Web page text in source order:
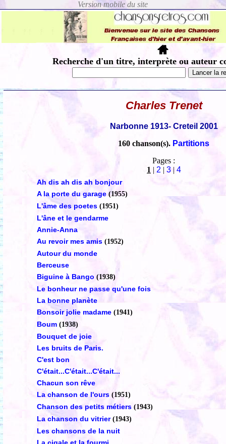
Recherche d'un titre, interprète ou auteur
Charles Trenet
Narbonne 1913- Creteil 2001
160 chanson(s). Partitions
Pages :
1 | 2 | 3 | 4
Ah dis ah dis ah bonjour
A la porte du garage (1955)
L'âme des poetes (1951)
L'âne et le gendarme
Annie-Anna
Au revoir mes amis (1952)
Autour du monde
Berceuse
Biguine à Bango (1938)
Le bonheur ne passe qu'une fois
La bonne planète
Bonsoir jolie madame (1941)
Boum (1938)
Bouquet de joie
Les bruits de Paris.
C'est bon
C'était...C'était...C'était...
Chacun son rêve
La chanson de l'ours (1951)
Chanson des petits métiers (1943)
La chanson du vitrier (1943)
Les chansons de la nuit